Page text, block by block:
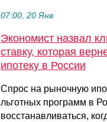
07:00, 20 Янв
Экономист назвал
ставку, которая
ипотеку в России
Спрос на рыночную
льготных программ в
восстанавливаться,